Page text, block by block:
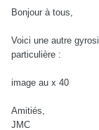
Bonjour à tous,
Voici une autre
particulière :
image au x 40
Amitiés,
JMC